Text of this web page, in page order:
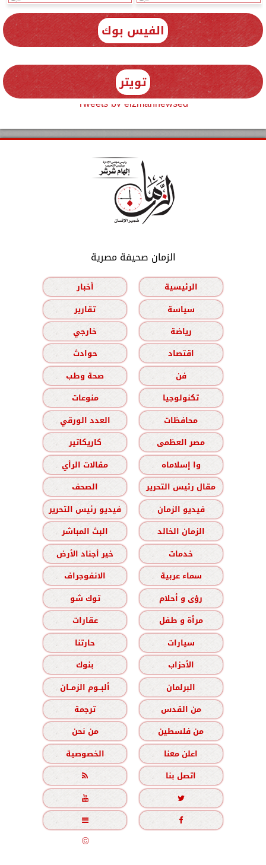
الفيس بوك
تويتر
Tweets by elzmannewseg
الزمان صحيفة مصرية
الرئيسية
أخبار
سياسة
تقارير
رياضة
خارجي
اقتصاد
حوادث
فن
صحة وطب
تكنولوجيا
منوعات
محافظات
العدد الورقي
مصر العظمى
كاريكاتير
وا إسلاماه
مقالات الرأي
مقال رئيس التحرير
الصحف
فيديو الزمان
فيديو رئيس التحرير
الزمان الخالد
البث المباشر
خدمات
خير أجناد الأرض
سماء عربية
الانفوجراف
رؤى و أحلام
توك شو
مرأة و طفل
عقارات
سيارات
حارتنا
الأحزاب
بنوك
البرلمان
ألبــوم الزمــان
من القدس
ترجمة
من فلسطين
من نحن
اعلن معنا
الخصوصية
اتصل بنا





جميع الحقوق محفوظة©